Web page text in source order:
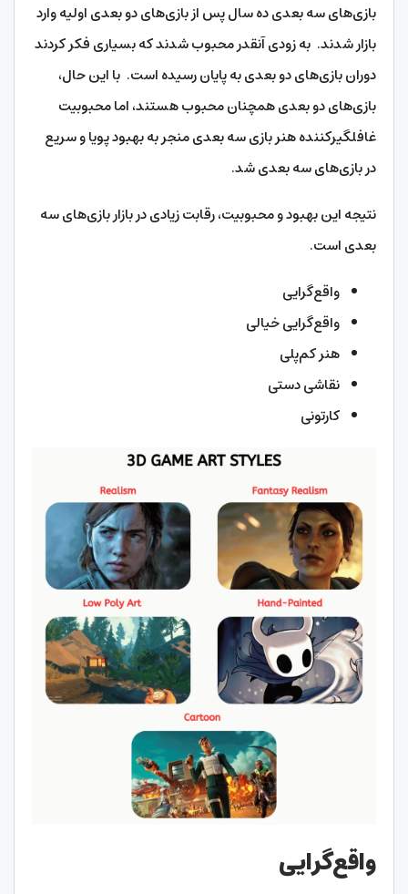
بازی‌های سه بعدی ده سال پس از بازی‌های دو بعدی اولیه وارد
بازار شدند. به زودی آنقدر محبوب شدند که بسیاری فکر کردند
دوران بازی‌های دو بعدی به پایان رسیده است. با این حال،
بازی‌های دو بعدی همچنان محبوب هستند، اما محبوبیت
غافلگیرکننده هنر بازی سه بعدی منجر به بهبود پویا و سریع
در بازی‌های سه بعدی شد.
نتیجه این بهبود و محبوبیت، رقابت زیادی در بازار بازی‌های سه
بعدی است.
واقع‌گرایی
واقع‌گرایی خیالی
هنر کم‌پلی
نقاشی دستی
کارتونی
واقع‌گرایی